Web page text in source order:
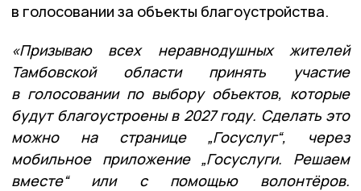
в голосовании за объекты благоустройства.
«Призываю всех неравнодушных жителей
Тамбовской области принять участие
в голосовании по выбору объектов, которые
будут благоустроены в 2027 году. Сделать это
можно на странице „Госуслуг“, через
мобильное приложение „Госуслуги. Решаем
вместе“ или с помощью волонтёров.